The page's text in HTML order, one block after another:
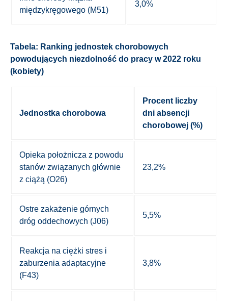
międzykręgowego (M51)
3,0%
Tabela: Ranking jednostek chorobowych
powodujących niezdolność do pracy w 2022 roku
(kobiety)
Jednostka chorobowa
Procent liczby
dni absencji
chorobowej (%)
Opieka położnicza z powodu
stanów związanych głównie
z ciążą (O26)
23,2%
Ostre zakażenie górnych
dróg oddechowych (J06)
5,5%
Reakcja na ciężki stres i
zaburzenia adaptacyjne
(F43)
3,8%